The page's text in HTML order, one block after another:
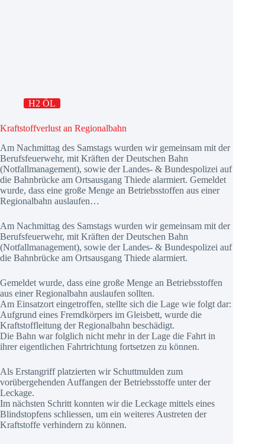
H2 ÖL
Kraftstoffverlust an Regionalbahn
Am Nachmittag des Samstags wurden wir gemeinsam mit der
Berufsfeuerwehr, mit Kräften der Deutschen Bahn
(Notfallmanagement), sowie der Landes- & Bundespolizei auf
die Bahnbrücke am Ortsausgang Thiede alarmiert. Gemeldet
wurde, dass eine große Menge an Betriebsstoffen aus einer
Regionalbahn auslaufen…
Am Nachmittag des Samstags wurden wir gemeinsam mit der
Berufsfeuerwehr, mit Kräften der Deutschen Bahn
(Notfallmanagement), sowie der Landes- & Bundespolizei auf
die Bahnbrücke am Ortsausgang Thiede alarmiert.
Gemeldet wurde, dass eine große Menge an Betriebsstoffen
aus einer Regionalbahn auslaufen sollten.
Am Einsatzort eingetroffen, stellte sich die Lage wie folgt dar:
Aufgrund eines Fremdkörpers im Gleisbett, wurde die
Kraftstoffleitung der Regionalbahn beschädigt.
Die Bahn war folglich nicht mehr in der Lage die Fahrt in
ihrer eigentlichen Fahrtrichtung fortsetzen zu können.
Als Erstangriff platzierten wir Schuttmulden zum
vorübergehenden Auffangen der Betriebsstoffe unter der
Leckage.
Im nächsten Schritt konnten wir die Leckage mittels eines
Blindstopfens schliessen, um ein weiteres Austreten der
Kraftstoffe verhindern zu können.